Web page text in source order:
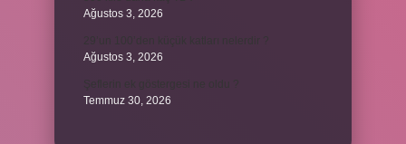
Ağustos 3, 2026
Ağustos 3, 2026
Temmuz 30, 2026